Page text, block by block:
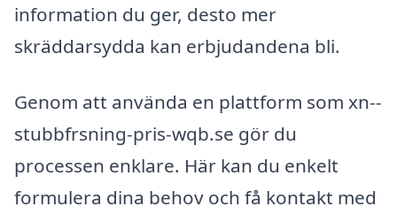
information du ger, desto mer
skräddarsydda kan erbjudandena bli.
Genom att använda en plattform som xn--
stubbfrsning-pris-wqb.se gör du
processen enklare. Här kan du enkelt
formulera dina behov och få kontakt med